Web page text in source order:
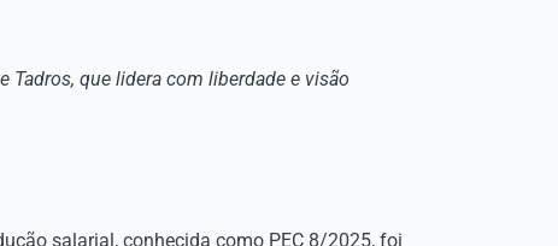
Tadros, que lidera com liberdade e visão
salarial, conhecida como PEC 8/2025, foi